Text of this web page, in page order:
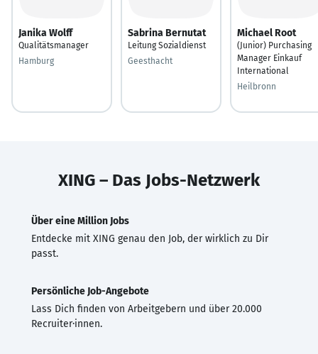
Janika Wolff
Qualitätsmanager
Hamburg
Sabrina Bernutat
Leitung Sozialdienst
Geesthacht
Michael Root
(Junior) Purchasing
Manager Einkauf
International
Heilbronn
XING – Das Jobs-Netzwerk
Über eine Million Jobs
Entdecke mit XING genau den Job, der wirklich zu Dir
passt.
Persönliche Job-Angebote
Lass Dich finden von Arbeitgebern und über 20.000
Recruiter·innen.